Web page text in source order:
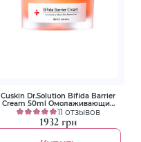
Cuskin Dr.Solution Bifida Barrier
Cream 50ml Омолаживающий
крем с лизатом бифидобактерий
65%
11 отзывов
1932 грн